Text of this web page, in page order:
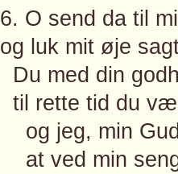
6. O send da til
og luk mit øje
Du med din
til rette tid du
og jeg, min
at ved min